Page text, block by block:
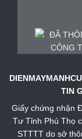
TIN
Giấy chứng nhận
Tư Tỉnh Phú Thọ
STTTT do sở